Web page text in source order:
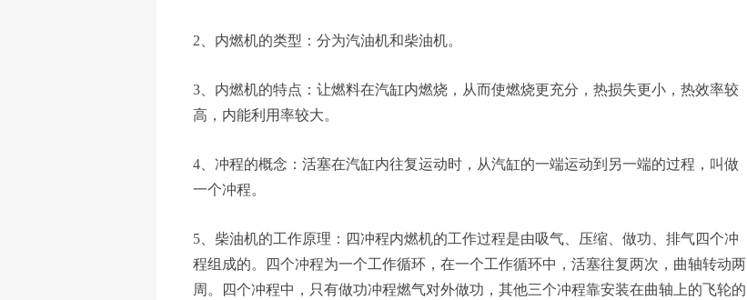
2、内燃机的类型：分为汽油机和柴油机。
3、内燃机的特点：让燃料在汽缸内燃烧，从而使燃烧更充分，热损失更小，热效率较
高，内能利用率较大。
4、冲程的概念：活塞在汽缸内往复运动时，从汽缸的一端运动到另一端的过程，叫做
一个冲程。
5、柴油机的工作原理：四冲程内燃机的工作过程是由吸气、压缩、做功、排气四个冲
程组成的。四个冲程为一个工作循环，在一个工作循环中，活塞往复两次，曲轴转动两
周。四个冲程中，只有做功冲程燃气对外做功，其他三个冲程靠安装在曲轴上的飞轮的